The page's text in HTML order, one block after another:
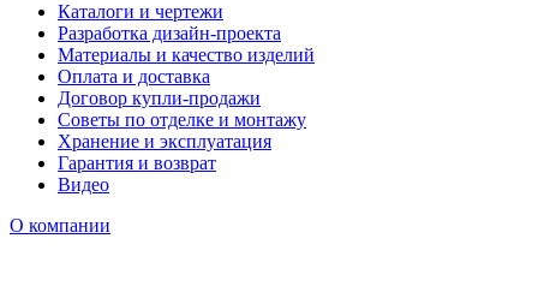
Каталоги и чертежи
Разработка дизайн-проекта
Материалы и качество изделий
Оплата и доставка
Договор купли-продажи
Советы по отделке и монтажу
Хранение и эксплуатация
Гарантия и возврат
Видео
О компании